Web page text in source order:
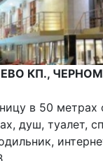
КП.,
в 50 метрах
душ, туалет,